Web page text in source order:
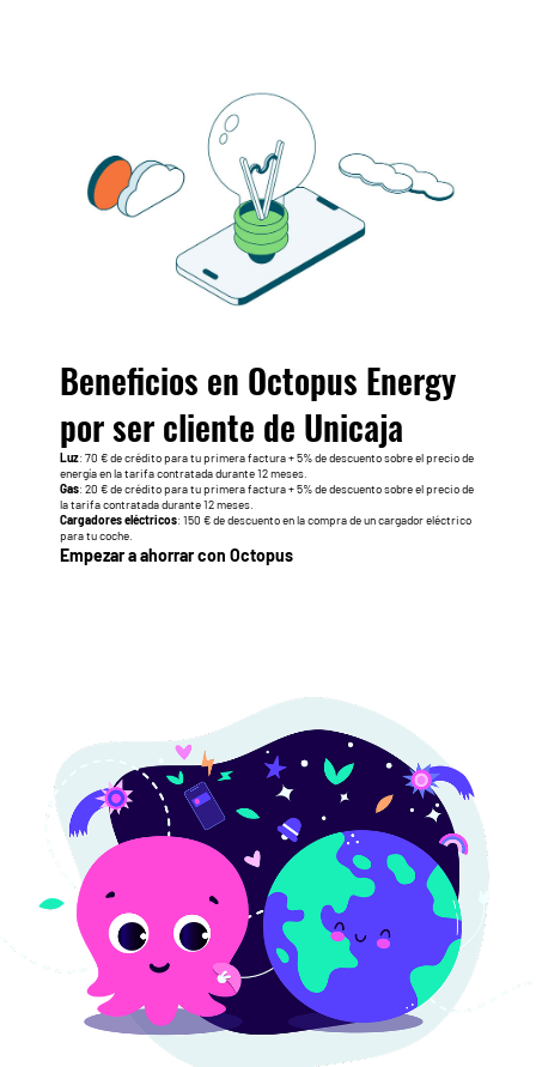
Beneficios en Octopus Energy
por ser cliente de Unicaja
Luz: 70 € de crédito para tu primera factura + 5% de descuento sobre el precio de
energía en la tarifa contratada durante 12 meses.
Gas: 20 € de crédito para tu primera factura + 5% de descuento sobre el precio de
la tarifa contratada durante 12 meses.
Cargadores eléctricos: 150 € de descuento en la compra de un cargador eléctrico
para tu coche.
Empezar a ahorrar con Octopus